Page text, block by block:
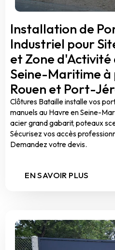
Installation de
Industriel pour
et Zone d'Activité
Seine-Maritime
Rouen et Port-
Clôtures Bataille installe vos
manuels au Havre en Seine-
acier grand gabarit, poteaux
Sécurisez vos accès
Demandez votre devis.
EN SAVOIR PLUS